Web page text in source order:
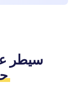
سيطر